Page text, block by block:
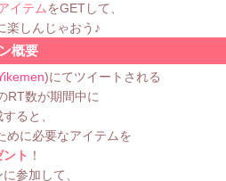
イテムをGETして、
楽しんじゃおう♪
概要
)にてツイートされる
RT数が期間中に
ると、
めに必要なアイテムを
ト ！
参加して、